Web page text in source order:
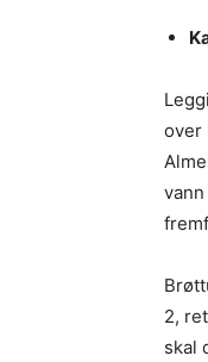
over
2,
skal